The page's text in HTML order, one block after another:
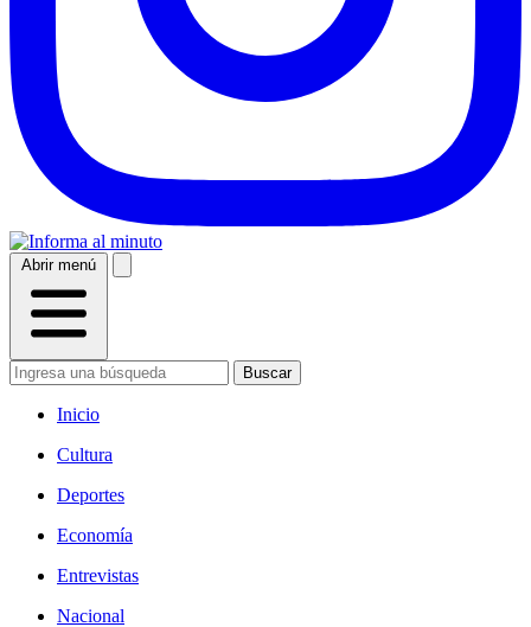
Abrir menú
Buscar
Inicio
Cultura
Deportes
Economía
Entrevistas
Nacional